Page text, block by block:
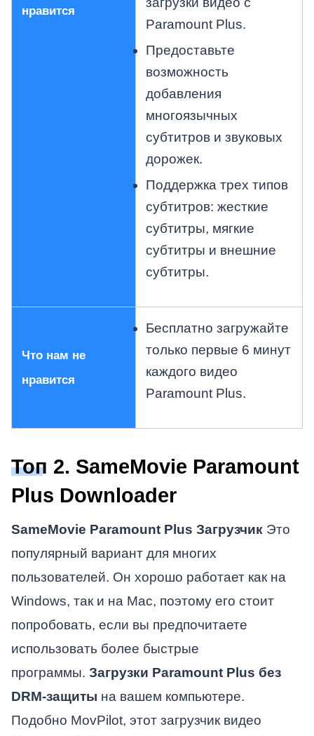
нравится
Paramount Plus.
Предоставьте
возможность
добавления
многоязычных
субтитров и звуковых
дорожек.
Поддержка трех типов
субтитров: жесткие
субтитры, мягкие
субтитры и внешние
субтитры.
Что нам не
нравится
Бесплатно загружайте
только первые 6 минут
каждого видео
Paramount Plus.
Топ 2. SameMovie Paramount
Plus Downloader
SameMovie Paramount Plus ЗагрузчикЭто
популярный вариант для многих
пользователей. Он хорошо работает как на
Windows, так и на Mac, поэтому его стоит
попробовать, если вы предпочитаете
использовать более быстрые
программы. Загрузки Paramount Plus без
DRM-защиты на вашем компьютере.
Подобно MovPilot, этот загрузчик видео